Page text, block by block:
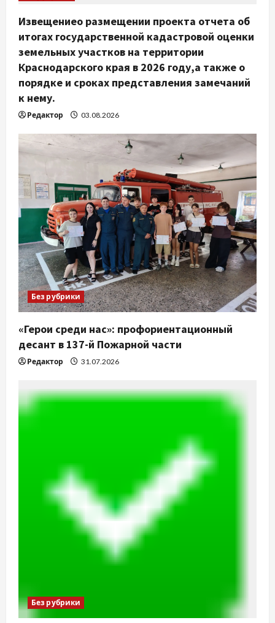
Извещениео размещении проекта отчета об
итогах государственной кадастровой оценки
земельных участков на территории
Краснодарского края в 2026 году,а также о
порядке и сроках представления замечаний
к нему.
Редактор 03.08.2026
Без рубрики
«Герои среди нас»: профориентационный
десант в 137-й Пожарной части
Редактор 31.07.2026
Без рубрики